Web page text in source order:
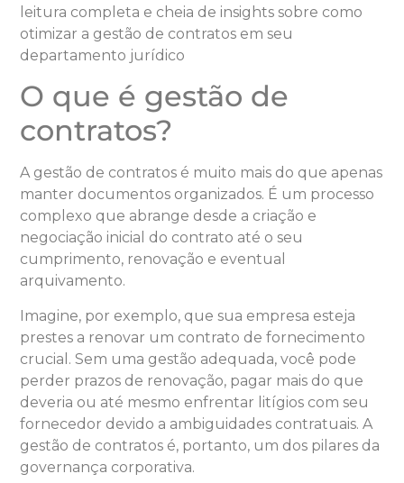
leitura completa e cheia de insights sobre como
otimizar a gestão de contratos em seu
departamento jurídico
O que é gestão de
contratos?
A gestão de contratos é muito mais do que apenas
manter documentos organizados. É um processo
complexo que abrange desde a criação e
negociação inicial do contrato até o seu
cumprimento, renovação e eventual
arquivamento.
Imagine, por exemplo, que sua empresa esteja
prestes a renovar um contrato de fornecimento
crucial. Sem uma gestão adequada, você pode
perder prazos de renovação, pagar mais do que
deveria ou até mesmo enfrentar litígios com seu
fornecedor devido a ambiguidades contratuais. A
gestão de contratos é, portanto, um dos pilares da
governança corporativa.